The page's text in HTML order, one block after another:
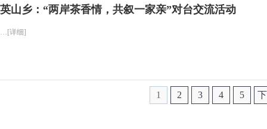
英山乡：“两岸茶香情，共叙一家亲”对台交流活动
…[详细]
1 2 3 4 5